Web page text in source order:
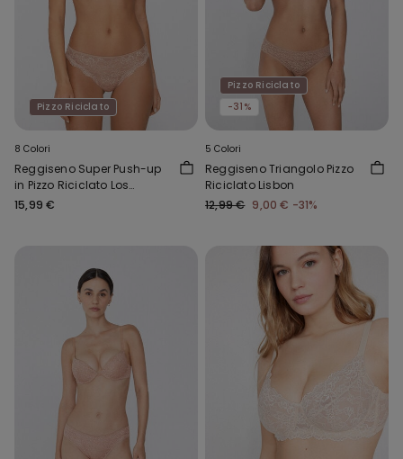
Pizzo Riciclato
8 Colori
Reggiseno Super Push-up
in Pizzo Riciclato Los
Angeles
15,99 €
Pizzo Riciclato
-31%
5 Colori
Reggiseno Triangolo Pizzo
Riciclato Lisbon
12,99 € 9,00 € -31%